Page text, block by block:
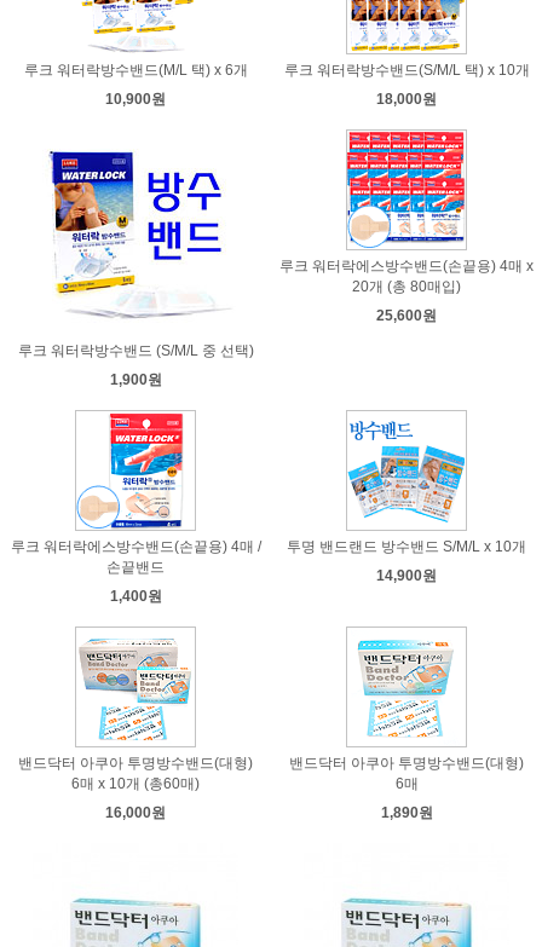
루크 워터락방수밴드(M/L 택) x 6개
10,900원
루크 워터락방수밴드(S/M/L 택) x 10개
18,000원
루크 워터락방수밴드 (S/M/L 중 선택)
1,900원
루크 워터락에스방수밴드(손끝용) 4매 x
20개 (총 80매입)
25,600원
루크 워터락에스방수밴드(손끝용) 4매 /
손끝밴드
1,400원
투명 밴드랜드 방수밴드 S/M/L x 10개
14,900원
밴드닥터 아쿠아 투명방수밴드(대형)
6매 x 10개 (총60매)
16,000원
밴드닥터 아쿠아 투명방수밴드(대형)
6매
1,890원